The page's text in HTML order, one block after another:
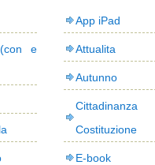
e
App iPad
Attualita
Autunno
Cittadinanza
Costituzione
E-book